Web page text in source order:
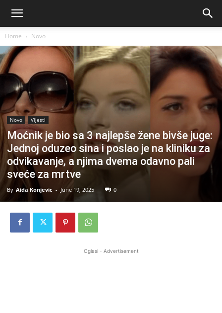
Home Novo
Novo Vijesti
Moćnik je bio sa 3 najlepše žene bivše juge:
Jednoj oduzeo sina i poslao je na kliniku za
odvikavanje, a njima dvema odavno pali
sveće za mrtve
By Aida Konjevic - June 19, 2025 0
Oglasi - Advertisement